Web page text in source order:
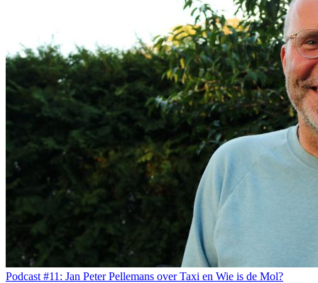
Podcast #11: Jan Peter Pellemans over Taxi en Wie is de Mol?